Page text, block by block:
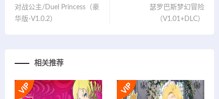
对战公主/Duel Princess（豪
华版-V1.0.2）
瑟罗巴斯梦幻冒险
（V1.01+DLC）
相关推荐